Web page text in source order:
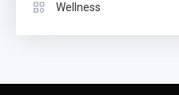
Wellness